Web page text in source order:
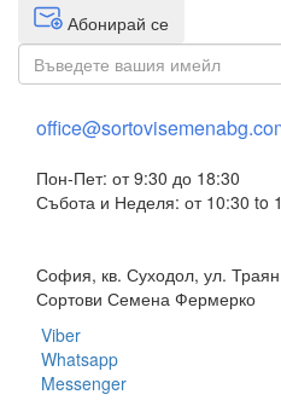
Абонирай се
Пон-Пет: от 9:30 до 18:30
Събота и Неделя: от 10:30 to
София, кв. Суходол, ул.
Сортови Семена Фермерко
Viber
Whatsapp
Messenger